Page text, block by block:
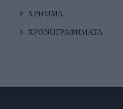
ΧΡΗΣΙΜΑ
ΧΡΟΝΟΓΡΑΦΗΜΑΤΑ